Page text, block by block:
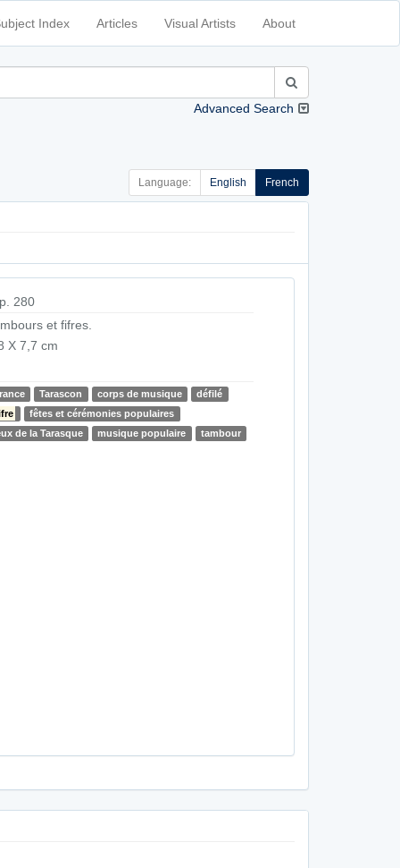
Index Articles Visual Artists About
Advanced Search
Language: English French
280
et fifres.
X 7,7 cm
Tarascon corps de musique
défilé
fêtes et cérémonies populaires
de la Tarasque
musique populaire tambour